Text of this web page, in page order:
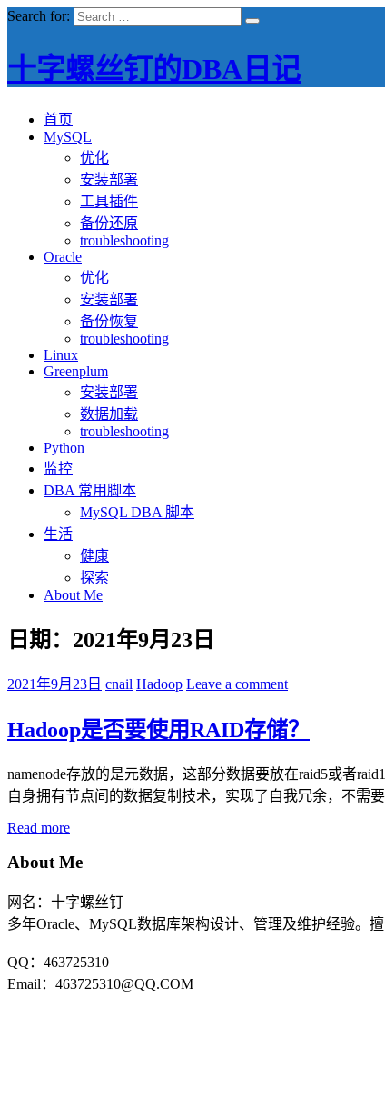
Search for:
十字螺丝钉的DBA日记
首页
MySQL
优化
安装部署
工具插件
备份还原
troubleshooting
Oracle
优化
安装部署
备份恢复
troubleshooting
Linux
Greenplum
安装部署
数据加载
troubleshooting
Python
监控
DBA 常用脚本
MySQL DBA 脚本
生活
健康
探索
About Me
日期：2021年9月23日
2021年9月23日 cnail Hadoop Leave a comment
Hadoop是否要使用RAID存储？
namenode存放的是元数据，这部分数据要放在raid5或者
自身拥有节点间的数据复制技术，实现了自我冗余，不需
Read more
About Me
网名：十字螺丝钉
多年Oracle、MySQL数据库架构设计、管理及维护经验。
QQ：463725310
Email：463725310@QQ.COM